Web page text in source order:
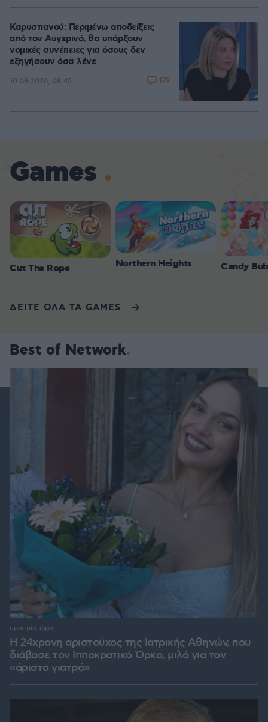
Καρυστιανού: Περιμένω αποδείξεις
από τον Αυγερινό, θα υπάρξουν
νομικές συνέπειες για όσους δεν
εξηγήσουν όσα λένε
10.08.2026, 08:45 179
Games
Cut The Rope Northern Heights Candy
ΔΕΙΤΕ ΟΛΑ ΤΑ GAMES
Best of Network
Η 24χρονη αριστούχος της Ιατρικής Αθηνών, που
διάβασε τον Ιπποκρατικό Όρκο, μιλά για τον
«άριστο γιατρό»
πριν μία ώρα